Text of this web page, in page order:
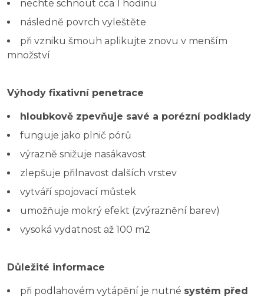
nechte schnout cca 1 hodinu
následně povrch vyleštěte
při vzniku šmouh aplikujte znovu v menším
množství
Výhody fixativní penetrace
hloubkově zpevňuje savé a porézní podklady
funguje jako plnič pórů
výrazně snižuje nasákavost
zlepšuje přilnavost dalších vrstev
vytváří spojovací můstek
umožňuje mokrý efekt (zvýraznění barev)
vysoká vydatnost až 100 m2
Důležité informace
při podlahovém vytápění je nutné systém před